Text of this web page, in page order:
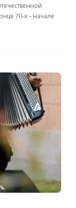
70-х – начале